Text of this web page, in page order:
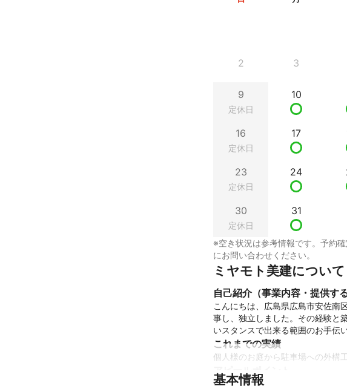
2 3
9
定休日
10
16
定休日
17
23
定休日
24
30
定休日
31
※空き状況は参考情報です。予約
にお問い合わせください。
ミヤモト美建について
自己紹介（事業内容・提供す
こんにちは、広島県広島市安佐南
事し、独立しました。その経験と
いスタンスで出来る範囲のお手伝
これまでの実績
個人様のお庭から駐車場への外構
アピールポイント
基本は私一人で、必要に応じて協
基本情報